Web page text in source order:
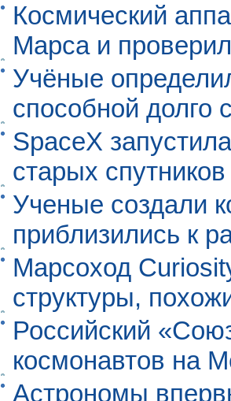
Космический
Марса и
Учёные
способной долго
SpaceX
старых спутников
Ученые создали
приблизились к
Марсоход
структуры,
Российский
космонавтов на
Астрономы